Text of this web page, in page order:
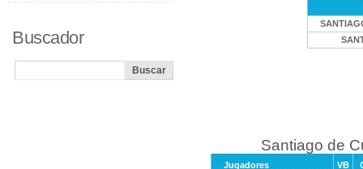
Santiago de
Jugadores VB
Buscador